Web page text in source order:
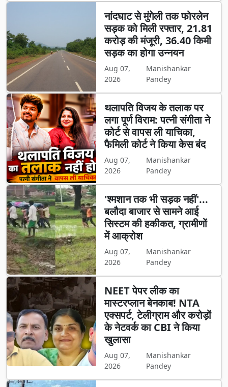
नांदघाट से मुंगेली तक फोरलेन
सड़क को मिली रफ्तार, 21.81
करोड़ की मंजूरी, 36.40 किमी
सड़क का होगा उन्नयन
Aug 07,
2026
Manishankar
Pandey
थलापति विजय के तलाक पर
लगा पूर्ण विराम: पत्नी संगीता ने
कोर्ट से वापस ली याचिका,
फैमिली कोर्ट ने किया केस बंद
Aug 07,
2026
Manishankar
Pandey
'श्मशान तक भी सड़क नहीं'...
बलौदा बाजार से सामने आई
सिस्टम की हकीकत, ग्रामीणों
में आक्रोश
Aug 07,
2026
Manishankar
Pandey
NEET पेपर लीक का
मास्टरप्लान बेनकाब! NTA
एक्सपर्ट, टेलीग्राम और करोड़ों
के नेटवर्क का CBI ने किया
खुलासा
Aug 07,
2026
Manishankar
Pandey